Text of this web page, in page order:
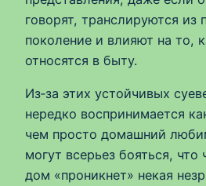
говорят, транслируются из
поколение и влияют на то,
относятся в быту.
Из‑за этих устойчивых
нередко воспринимается
чем просто домашний
могут всерьез бояться, что
дом «проникнет» некая